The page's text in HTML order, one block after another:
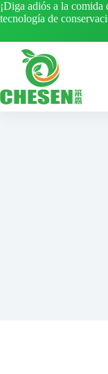
Saltar
al
¡Diga adiós a la
tecnología de